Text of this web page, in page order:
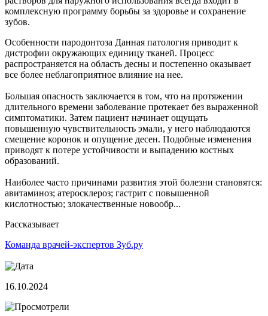
комплексную программу борьбы за здоровье и сохранение
зубов.
Особенности пародонтоза Данная патология приводит к
дистрофии окружающих единицу тканей. Процесс
распространяется на область десны и постепенно оказывает
все более неблагоприятное влияние на нее.
Большая опасность заключается в том, что на протяжении
длительного времени заболевание протекает без выраженной
симптоматики. Затем пациент начинает ощущать
повышенную чувствительность эмали, у него наблюдаются
смещение коронок и опущение десен. Подобные изменения
приводят к потере устойчивости и выпадению костных
образований.
Наиболее часто причинами развития этой болезни становятся:
авитаминоз; атеросклероз; гастрит с повышенной
кислотностью; злокачественные новообр...
Рассказывает
Команда врачей-экспертов Зуб.ру
16.10.2024